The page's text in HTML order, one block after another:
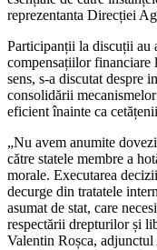
reprezentanta Direcției
Participanții la discuții au
compensațiilor financiare
sens, s-a discutat despre
consolidării
eficient înainte ca
„Nu avem anumite
către statele membre a
morale. Executarea
decurge din tratatele
asumat de stat, care
respectării drepturilor și
Valentin Roșca,